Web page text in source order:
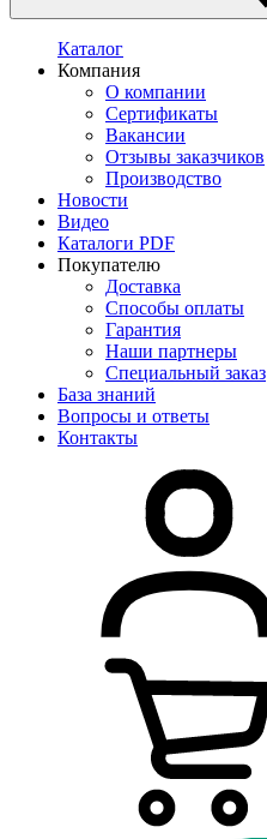
Каталог
Компания
О компании
Сертификаты
Вакансии
Отзывы заказчиков
Производство
Новости
Видео
Каталоги PDF
Покупателю
Доставка
Способы оплаты
Гарантия
Наши партнеры
Специальный заказ
База знаний
Вопросы и ответы
Контакты